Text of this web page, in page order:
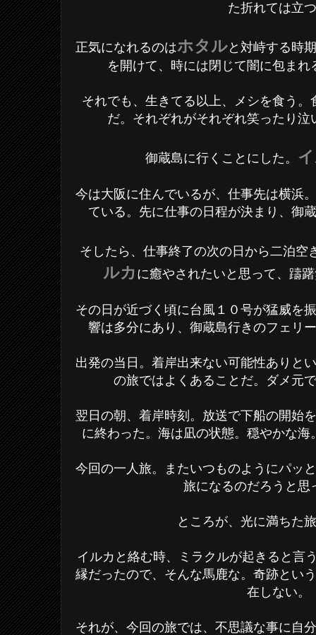
た折れては立
正気になれるのはホタルと対峙する時
を開けて、時には閉じて闇に包ま
それでも、生きてる以上、メシを食う
だ。それぞれがそれぞれ笑ったり
御蔵島に行くことにした。
今は大阪に住んでいるが、仕事先は横浜
ている。先に仕事の日程が決まり、御
そしたら、仕事終了の次の日から二泊空
ルカ に癒やされたいと思って、躊
その日が近づく頃に台風１０号が猛威を
響は多分にあり、御蔵島行きのフェリ
出発の当日。着岸出来ない可能性ありと
の旅ではよくあることだ。ダメ元
翌日の朝、着岸時刻。放送で下船の開始
に終わった。海は凪の状態。穏やかな
今回の一人旅。またいつものようにパッ
旅になるのだろうと思
ところが、光に満ちた
イルカと絡む時、ミラクルが起きると言
縁だったので、そんな馬鹿な。奇跡とい
在しない。
それが、今回の旅では、不思議な事に自